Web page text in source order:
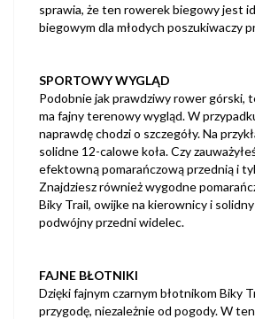
sprawia, że ten rowerek biegowy jest
biegowym dla młodych poszukiwaczy
SPORTOWY WYGLĄD
Podobnie jak prawdziwy rower górski,
ma fajny terenowy wygląd. W
naprawdę chodzi o szczegóły. Na
solidne 12-calowe koła. Czy
efektowną pomarańczową przednią i
Znajdziesz również wygodne
Biky Trail, owijke na kierownicy i
podwójny przedni widelec.
FAJNE BŁOTNIKI
Dzięki fajnym czarnym błotnikom Biky
przygodę, niezależnie od pogody. W